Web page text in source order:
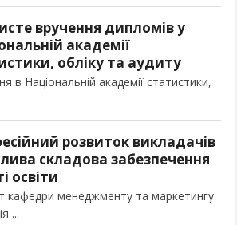
вручення дипломів у
академії
обліку та аудиту
в Національній академії статистики,
розвиток викладачів
складова забезпечення
освіти
кафедри менеджменту та маркетингу